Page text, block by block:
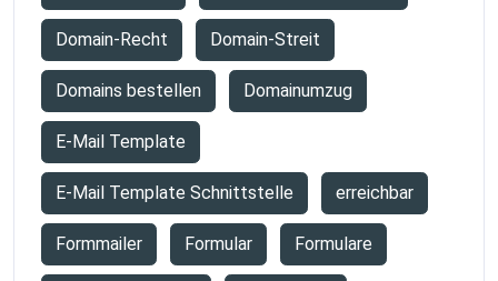
Domain-Recht Domain-Streit
Domains bestellen Domainumzug
E-Mail Template
E-Mail Template Schnittstelle erreichbar
Formmailer Formular Formulare